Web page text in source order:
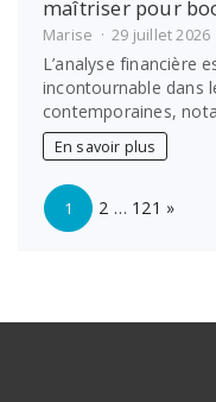
maîtriser pour
Marise 29 juillet 2026
L’analyse financière
incontournable dans
contemporaines,
En savoir plus
Page:
1 2 … 121 »